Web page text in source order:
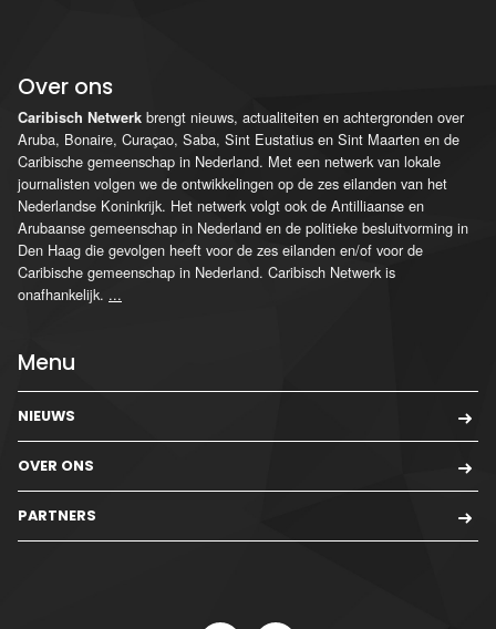
Over ons
Caribisch Netwerk brengt nieuws, actualiteiten en achtergronden over
Aruba, Bonaire, Curaçao, Saba, Sint Eustatius en Sint Maarten en de
Caribische gemeenschap in Nederland. Met een netwerk van lokale
journalisten volgen we de ontwikkelingen op de zes eilanden van het
Nederlandse Koninkrijk. Het netwerk volgt ook de Antilliaanse en
Arubaanse gemeenschap in Nederland en de politieke besluitvorming in
Den Haag die gevolgen heeft voor de zes eilanden en/of voor de
Caribische gemeenschap in Nederland. Caribisch Netwerk is
onafhankelijk. ...
Menu
NIEUWS
OVER ONS
PARTNERS